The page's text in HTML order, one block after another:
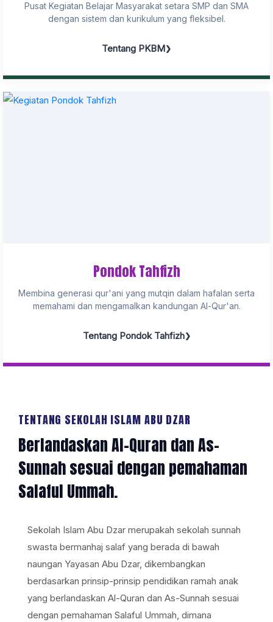
Pusat Kegiatan Belajar Masyarakat setara SMP dan SMA
dengan sistem dan kurikulum yang fleksibel.
Tentang PKBM❯
Pondok Tahfizh
Membina generasi qur'ani yang mutqin dalam hafalan serta
memahami dan mengamalkan kandungan Al-Qur'an.
Tentang Pondok Tahfizh❯
TENTANG SEKOLAH ISLAM ABU DZAR
Berlandaskan Al-Quran dan As-
Sunnah sesuai dengan pemahaman
Salaful Ummah.
Sekolah Islam Abu Dzar merupakah sekolah sunnah
swasta bermanhaj salaf yang berada di bawah
naungan Yayasan Abu Dzar, dikembangkan
berdasarkan prinsip-prinsip pendidikan ramah anak
yang berlandaskan Al-Quran dan As-Sunnah sesuai
dengan pemahaman Salaful Ummah, dimana